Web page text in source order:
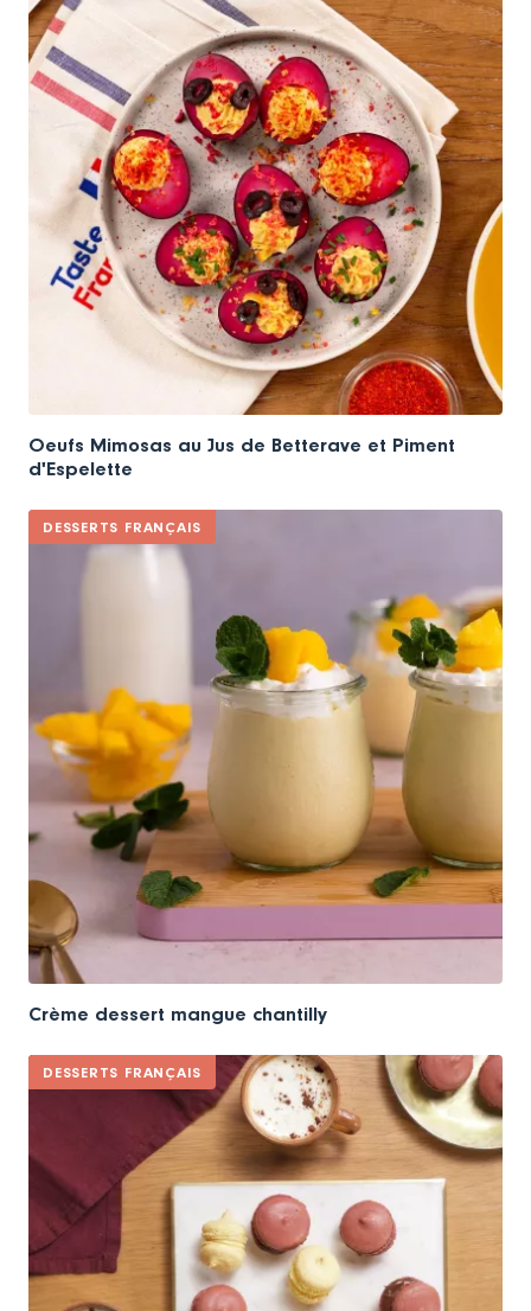
Oeufs Mimosas au Jus de Betterave et Piment
d'Espelette
DESSERTS FRANÇAIS
Crème dessert mangue chantilly
DESSERTS FRANÇAIS